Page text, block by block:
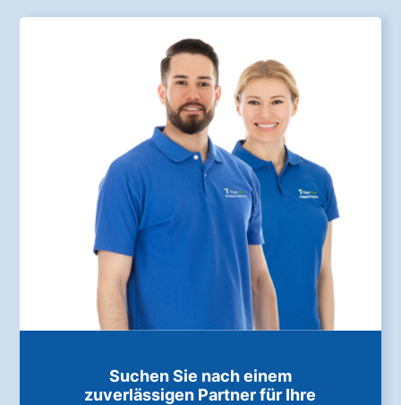
Suchen Sie nach einem
zuverlässigen Partner für Ihre